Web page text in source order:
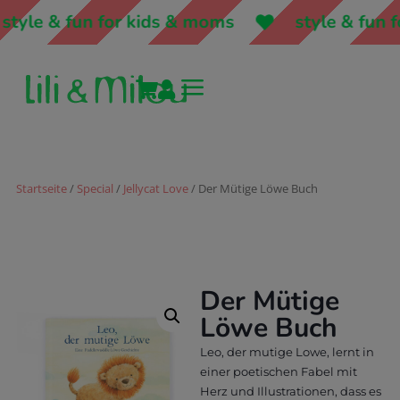
& fun for kids & moms style & fun
a
Startseite/ Special / Jellycat Love/ Der Mütige Löwe Buch
Der Mütige
Löwe Buch
Leo, der mutige Lowe, lernt in
einer poetischen Fabel mit
Herz und Illustrationen, dass es